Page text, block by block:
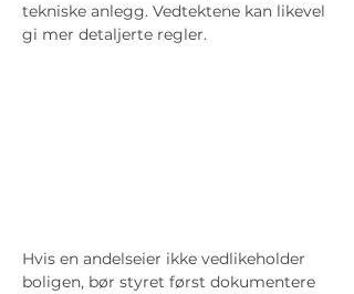
tekniske anlegg. Vedtektene kan likevel
gi mer detaljerte regler.
Hvis en andelseier ikke vedlikeholder
boligen, bør styret først dokumentere